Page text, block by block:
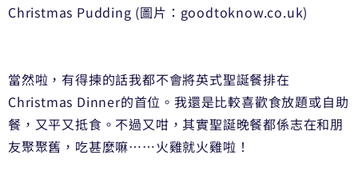
Christmas Pudding (圖片：goodtoknow.co.uk)
當然啦，有得揀的話我都不會將英式聖誕餐排在
Christmas Dinner的首位。我還是比較喜歡食放題或自助
餐，又平又抵食。不過又咁，其實聖誕晚餐都係志在和朋
友聚聚舊，吃甚麼嘛……火雞就火雞啦！